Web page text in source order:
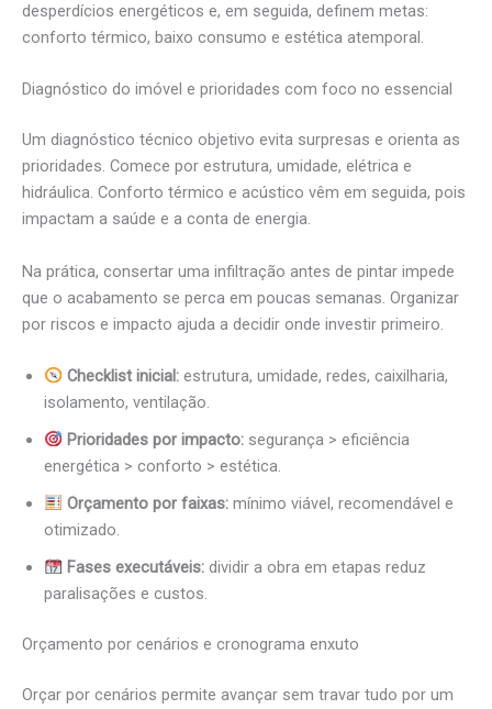
desperdícios energéticos e, em seguida, definem metas:
conforto térmico, baixo consumo e estética atemporal.
Diagnóstico do imóvel e prioridades com foco no essencial
Um diagnóstico técnico objetivo evita surpresas e orienta as
prioridades. Comece por estrutura, umidade, elétrica e
hidráulica. Conforto térmico e acústico vêm em seguida, pois
impactam a saúde e a conta de energia.
Na prática, consertar uma infiltração antes de pintar impede
que o acabamento se perca em poucas semanas. Organizar
por riscos e impacto ajuda a decidir onde investir primeiro.
Checklist inicial:estrutura, umidade, redes, caixilharia,
isolamento, ventilação.
Prioridades por impacto:segurança > eficiência
energética > conforto > estética.
Orçamento por faixas:mínimo viável, recomendável e
otimizado.
Fases executáveis:dividir a obra em etapas reduz
paralisações e custos.
Orçamento por cenários e cronograma enxuto
Orçar por cenários permite avançar sem travar tudo por um